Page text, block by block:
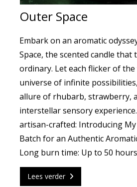
Outer Space
Embark on an aromatic
Space, the scented candle that
ordinary. Let each flicker of the
universe of infinite
allure of rhubarb, strawberry,
interstellar sensory
artisan-crafted: Introducing
Batch for an Authentic
Long burn time: Up to 50
Lees verder